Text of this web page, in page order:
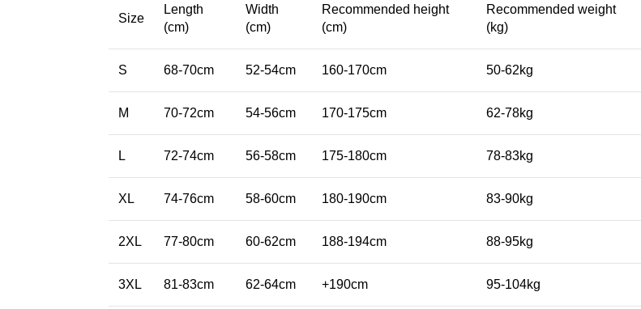
Size
Length
(cm)
Width
(cm)
Recommended height
(cm)
Recommended weight
(kg)
S 68-70cm 52-54cm 160-170cm 50-62kg
M 70-72cm 54-56cm 170-175cm 62-78kg
L 72-74cm 56-58cm 175-180cm 78-83kg
XL 74-76cm 58-60cm 180-190cm 83-90kg
2XL 77-80cm 60-62cm 188-194cm 88-95kg
3XL 81-83cm 62-64cm +190cm 95-104kg